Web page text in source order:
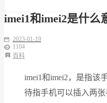
imei1和imei2是什么
2023-01-19
1104
百科
imei1和imei2，是指该
待指手机可以插入两张